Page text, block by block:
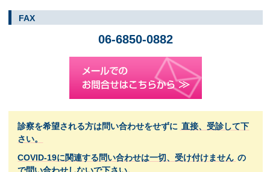
FAX
06-6850-0882
診察を希望される方は問い合わせをせずに 直接、受診して下
さい。
COVID-19に関連する問い合わせは一切、受け付けません の